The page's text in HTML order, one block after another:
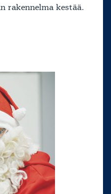
rakennelma kestää.